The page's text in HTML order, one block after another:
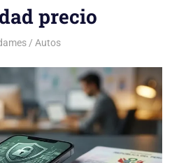
precio
Autos